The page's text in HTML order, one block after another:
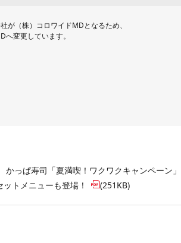
が（株）コロワイドMDとなるため、
変更しています。
かっぱ寿司「夏満喫！ワクワクキャンペーン
トメニューも登場！
(251KB)